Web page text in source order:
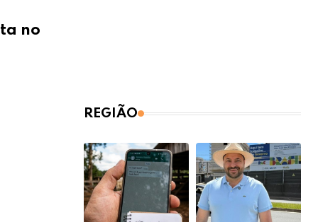
no
REGIÃO